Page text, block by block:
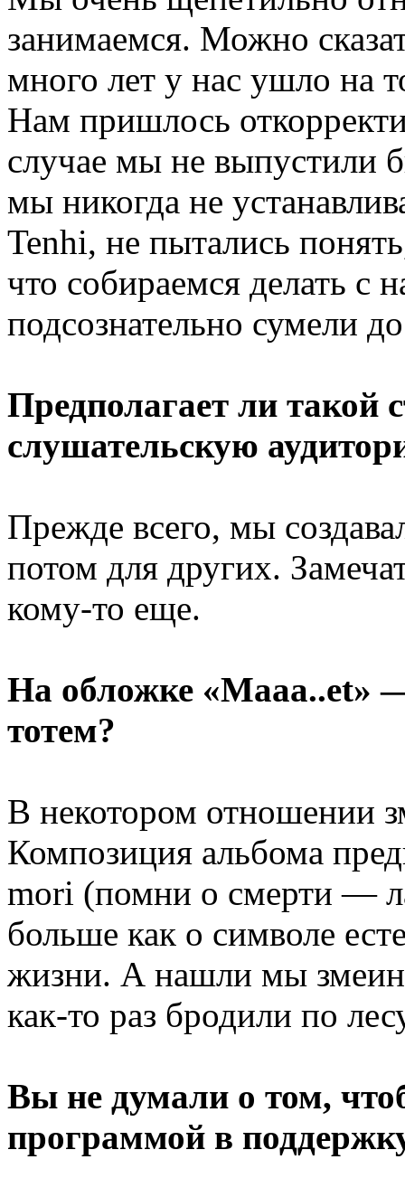
занимаемся. Можно
много лет у нас ушло на
Нам пришлось
случае мы не выпустили
мы никогда не
Tenhi, не пытались
что собираемся делать с
подсознательно сумели
Предполагает ли такой
слушательскую
Прежде всего, мы
потом для других.
кому-то еще.
На обложке «Maaa..et»
тотем?
В некотором отношении
Композиция альбома
mori (помни о смерти —
больше как о символе
жизни. А нашли мы
как-то раз бродили по
Вы не думали о том,
программой в